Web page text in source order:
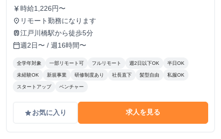
currency_yen 時給1,226円〜
place リモート勤務になります
train江戸川橋駅から徒歩5分
calendar_today週2日〜 / 週16時間〜
全学年対象 一部リモート可 フルリモート 週2日以下OK 半日OK
未経験OK 新規事業 研修制度あり 社長直下 髪型自由 私服OK
スタートアップ ベンチャー
gradeお気に入り 求人を見る